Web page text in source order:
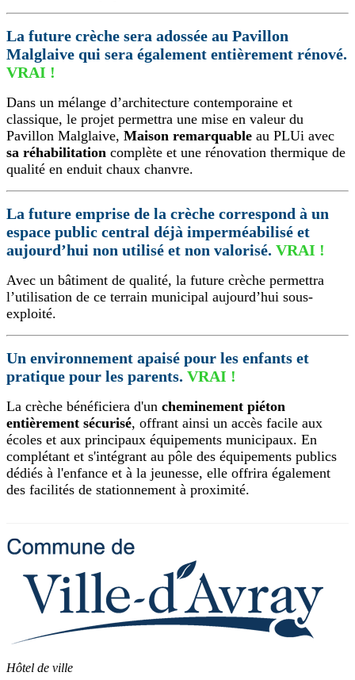
La future crèche sera adossée au Pavillon
Malglaive qui sera également entièrement rénové.
VRAI !
Dans un mélange d’architecture contemporaine et
classique, le projet permettra une mise en valeur du
Pavillon Malglaive, Maison remarquable au PLUi avec
sa réhabilitation complète et une rénovation thermique de
qualité en enduit chaux chanvre.
La future emprise de la crèche correspond à un
espace public central déjà imperméabilisé et
aujourd’hui non utilisé et non valorisé. VRAI !
Avec un bâtiment de qualité, la future crèche permettra
l’utilisation de ce terrain municipal aujourd’hui sous-
exploité.
Un environnement apaisé pour les enfants et
pratique pour les parents. VRAI !
La crèche bénéficiera d'un cheminement piéton
entièrement sécurisé, offrant ainsi un accès facile aux
écoles et aux principaux équipements municipaux. En
complétant et s'intégrant au pôle des équipements publics
dédiés à l'enfance et à la jeunesse, elle offrira également
des facilités de stationnement à proximité.
Hôtel de ville